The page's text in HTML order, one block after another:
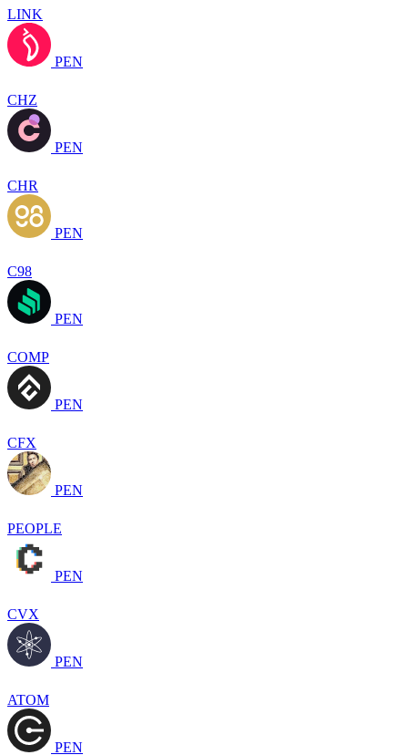
LINK
PEN
CHZ
PEN
CHR
PEN
C98
PEN
COMP
PEN
CFX
PEN
PEOPLE
PEN
CVX
PEN
ATOM
PEN